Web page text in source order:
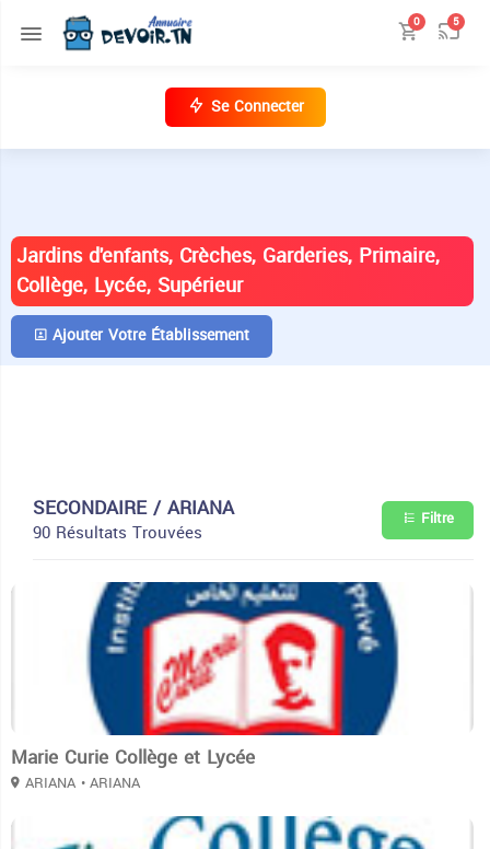
0 5
Se Connecter
Jardins d'enfants, Crèches, Garderies, Primaire,
Collège, Lycée, Supérieur
Ajouter Votre Établissement
SECONDAIRE / ARIANA
90 Résultats Trouvées Filtre
Marie Curie Collège et Lycée
ARIANA • ARIANA